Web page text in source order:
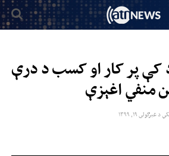
کې پر کار او کسب د درې
منفي اغېزې
دغبرګولى ۱۹, ۱۳۹۹